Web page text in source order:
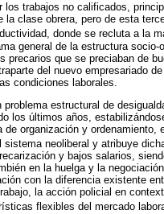
trabajos no calificados,
clase obrera, pero de esta
donde se recluta a la
general de la estructura
precarios que se preciaban de
del nuevo empresariado
condiciones laborales.
estructural de
los últimos años,
organización y
sistema neoliberal y atribuye
y bajos salarios,
en la huelga y la
con la diferencia existente
la acción policial en
flexibles del mercado